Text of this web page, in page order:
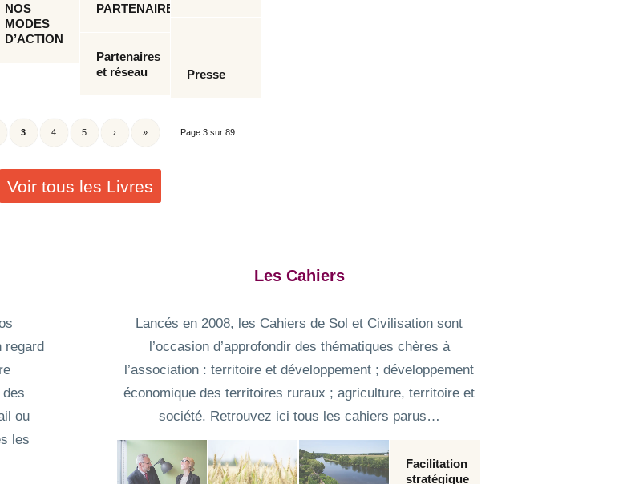
NOS
MODES
D’ACTION
PARTENAIRES
Partenaires
et réseau
Presse
Page 3 sur 89
3 4 5 › »
Voir tous les Livres
regard
ou
les
Les Cahiers
Lancés en 2008, les Cahiers de Sol et Civilisation sont
l’occasion d’approfondir des thématiques chères à
l’association : territoire et développement ; développement
économique des territoires ruraux ; agriculture, territoire et
société. Retrouvez ici tous les cahiers parus…
Facilitation
stratégique